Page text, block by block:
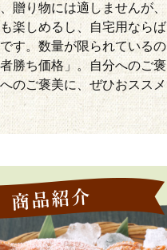
贈り物には適しませんが、
楽しめるし、自宅用ならば
す。数量が限られているの
勝ち価格」。自分へのご褒
のご褒美に、ぜひおススメ